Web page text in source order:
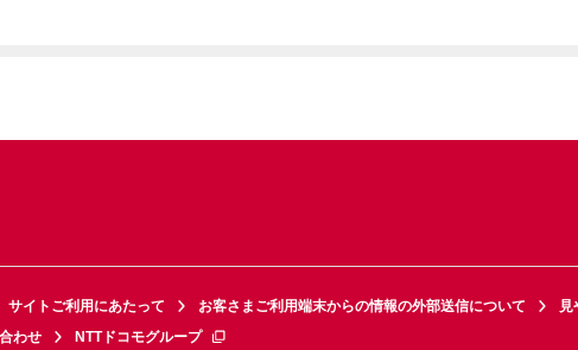
サイトご利用にあたって お客さまご利用端末からの情報の外部送信について
見
わせ NTTドコモグループ